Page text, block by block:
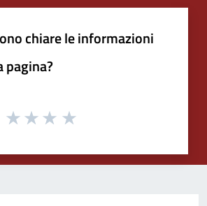
chiare le informazioni
pagina?